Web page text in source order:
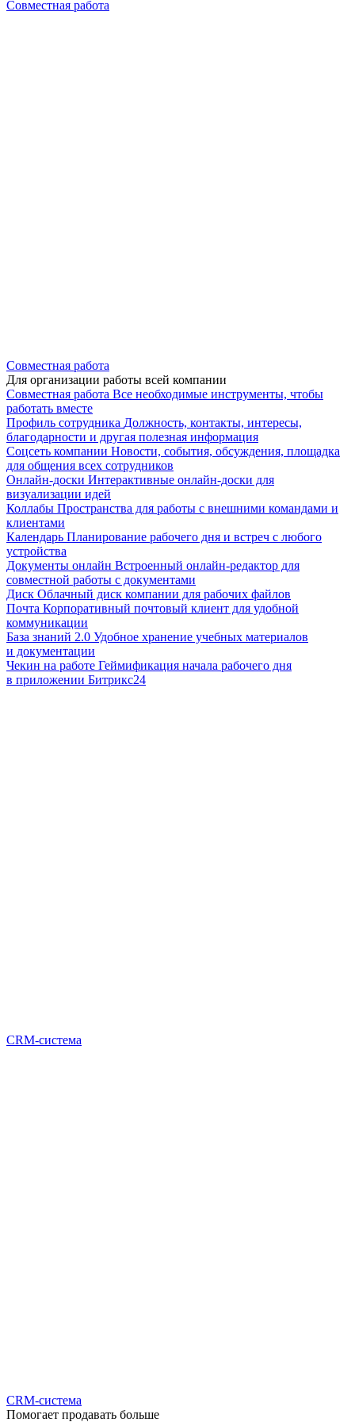
Совместная работа
Совместная работа
Для организации работы всей компании
Совместная работа Все необходимые инструменты, чтобы
работать вместе
Профиль сотрудника Должность, контакты, интересы,
благодарности и другая полезная информация
Соцсеть компании Новости, события, обсуждения, площадка
для общения всех сотрудников
Онлайн-доски Интерактивные онлайн-доски для
визуализации идей
Коллабы Пространства для работы с внешними командами и
клиентами
Календарь Планирование рабочего дня и встреч с любого
устройства
Документы онлайн Встроенный онлайн-редактор для
совместной работы с документами
Диск Облачный диск компании для рабочих файлов
Почта Корпоративный почтовый клиент для удобной
коммуникации
База знаний 2.0 Удобное хранение учебных материалов
и документации
Чекин на работе Геймификация начала рабочего дня
в приложении Битрикс24
CRM-система
CRM-система
Помогает продавать больше